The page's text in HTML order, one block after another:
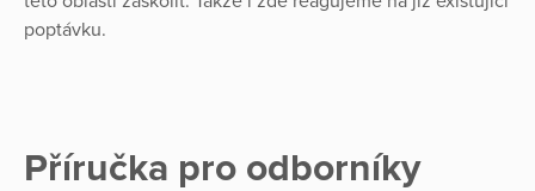
poptávku.
Příručka pro odborníky